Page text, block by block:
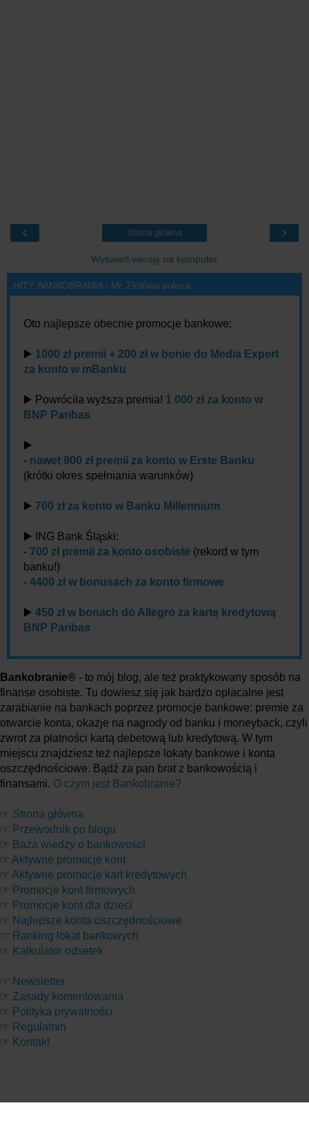
‹ ›
Strona główna
Wyświetl wersję na komputer
HITY BANKOBRANIA - Mr. Złotówa poleca:
Oto najlepsze obecnie promocje bankowe:
▶️ 1000 zł premii + 200 zł w bonie do Media Expert
za konto w mBanku
▶️ Powróciła wyższa premia! 1 000 zł za konto w
BNP Paribas
▶️
- nawet 900 zł premii za konto w Erste Banku
(krótki okres spełniania warunków)
▶️ 700 zł za konto w Banku Millennium
▶️ ING Bank Śląski:
- 700 zł premii za konto osobiste (rekord w tym
banku!)
- 4400 zł w bonusach za konto firmowe
▶️ 450 zł w bonach do Allegro za kartę kredytową
BNP Paribas
Bankobranie® - to mój blog, ale też praktykowany sposób na
finanse osobiste. Tu dowiesz się jak bardzo opłacalne jest
zarabianie na bankach poprzez promocje bankowe: premie za
otwarcie konta, okazje na nagrody od banku i moneyback, czyli
zwrot za płatności kartą debetową lub kredytową. W tym
miejscu znajdziesz też najlepsze lokaty bankowe i konta
oszczędnościowe. Bądź za pan brat z bankowością i
finansami. O czym jest Bankobranie?
☞ Strona główna
☞ Przewodnik po blogu
☞ Baza wiedzy o bankowości
☞ Aktywne promocje kont
☞ Aktywne promocje kart kredytowych
☞ Promocje kont firmowych
☞ Promocje kont dla dzieci
☞ Najlepsze konta oszczędnościowe
☞ Ranking lokat bankowych
☞ Kalkulator odsetek
☞ Newsletter
☞ Zasady komentowania
☞ Polityka prywatności
☞ Regulamin
☞ Kontakt